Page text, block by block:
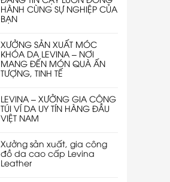
HÀNH CÙNG SỰ NGHIỆP CỦA
BẠN
XƯỞNG SẢN XUẤT MÓC
KHÓA DA LEVINA – NƠI
MANG ĐẾN MÓN QUÀ ẤN
TƯỢNG, TINH TẾ
LEVINA – XƯỞNG GIA CÔNG
TÚI VÍ DA UY TÍN HÀNG ĐẦU
VIỆT NAM
Xưởng sản xuất, gia công
đồ da cao cấp Levina
Leather